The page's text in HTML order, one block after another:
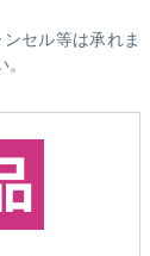
セル等は承れま